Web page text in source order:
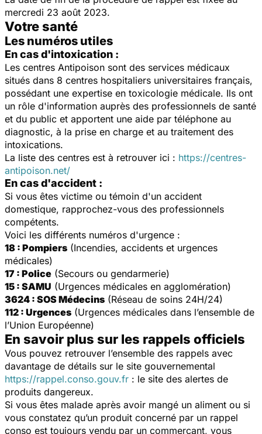
mercredi 23 août 2023.
Votre santé
Les numéros utiles
En cas d'intoxication :
Les centres Antipoison sont des services médicaux
situés dans 8 centres hospitaliers universitaires français,
possédant une expertise en toxicologie médicale. Ils ont
un rôle d'information auprès des professionnels de santé
et du public et apportent une aide par téléphone au
diagnostic, à la prise en charge et au traitement des
intoxications.
La liste des centres est à retrouver ici : https://centres-
antipoison.net/
En cas d'accident :
Si vous êtes victime ou témoin d'un accident
domestique, rapprochez-vous des professionnels
compétents.
Voici les différents numéros d'urgence :
18 : Pompiers (Incendies, accidents et urgences
médicales)
17 : Police (Secours ou gendarmerie)
15 : SAMU (Urgences médicales en agglomération)
3624 : SOS Médecins (Réseau de soins 24H/24)
112 : Urgences (Urgences médicales dans l’ensemble de
l’Union Européenne)
En savoir plus sur les rappels officiels
Vous pouvez retrouver l’ensemble des rappels avec
davantage de détails sur le site gouvernemental
https://rappel.conso.gouv.fr : le site des alertes de
produits dangereux.
Si vous êtes malade après avoir mangé un aliment ou si
vous constatez qu’un produit concerné par un rappel
conso est toujours vendu par un commerçant, vous